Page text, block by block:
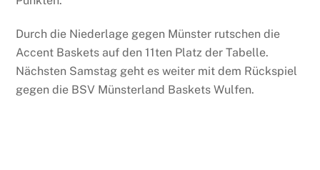
Durch die Niederlage gegen Münster rutschen die
Accent Baskets auf den 11ten Platz der Tabelle.
Nächsten Samstag geht es weiter mit dem Rückspiel
gegen die BSV Münsterland Baskets Wulfen.